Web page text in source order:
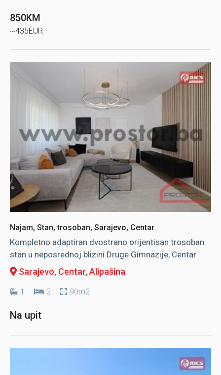
850KM
~435EUR
Najam, Stan, trosoban, Sarajevo, Centar
Kompletno adaptiran dvostrano orijentisan trosoban
stan u neposrednoj blizini Druge Gimnazije, Centar
Sarajevo, Centar, Alipašina
1 2 90m2
Na upit